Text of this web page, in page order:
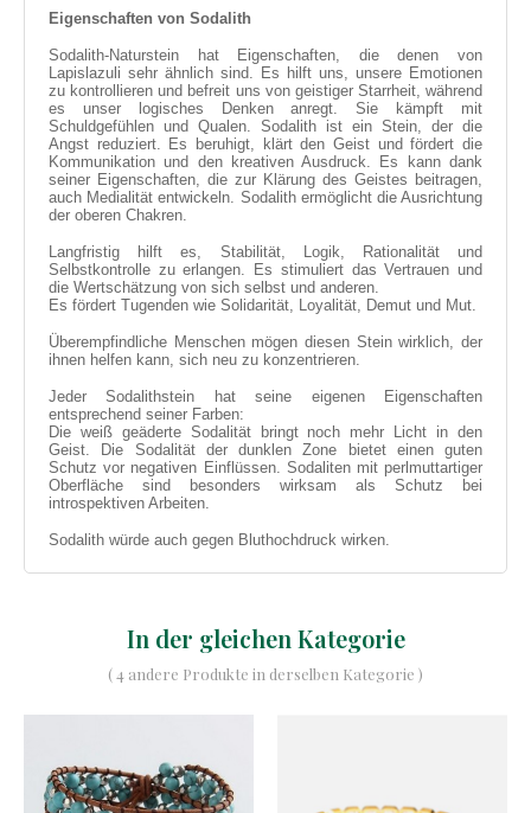
Eigenschaften von Sodalith
Sodalith-Naturstein hat Eigenschaften, die denen von
Lapislazuli sehr ähnlich sind. Es hilft uns, unsere Emotionen
zu kontrollieren und befreit uns von geistiger Starrheit, während
es unser logisches Denken anregt. Sie kämpft mit
Schuldgefühlen und Qualen. Sodalith ist ein Stein, der die
Angst reduziert. Es beruhigt, klärt den Geist und fördert die
Kommunikation und den kreativen Ausdruck. Es kann dank
seiner Eigenschaften, die zur Klärung des Geistes beitragen,
auch Medialität entwickeln. Sodalith ermöglicht die Ausrichtung
der oberen Chakren.
Langfristig hilft es, Stabilität, Logik, Rationalität und
Selbstkontrolle zu erlangen. Es stimuliert das Vertrauen und
die Wertschätzung von sich selbst und anderen.
Es fördert Tugenden wie Solidarität, Loyalität, Demut und Mut.
Überempfindliche Menschen mögen diesen Stein wirklich, der
ihnen helfen kann, sich neu zu konzentrieren.
Jeder Sodalithstein hat seine eigenen Eigenschaften
entsprechend seiner Farben:
Die weiß geäderte Sodalität bringt noch mehr Licht in den
Geist. Die Sodalität der dunklen Zone bietet einen guten
Schutz vor negativen Einflüssen. Sodaliten mit perlmuttartiger
Oberfläche sind besonders wirksam als Schutz bei
introspektiven Arbeiten.
Sodalith würde auch gegen Bluthochdruck wirken.
In der gleichen Kategorie
( 4 andere Produkte in derselben Kategorie )